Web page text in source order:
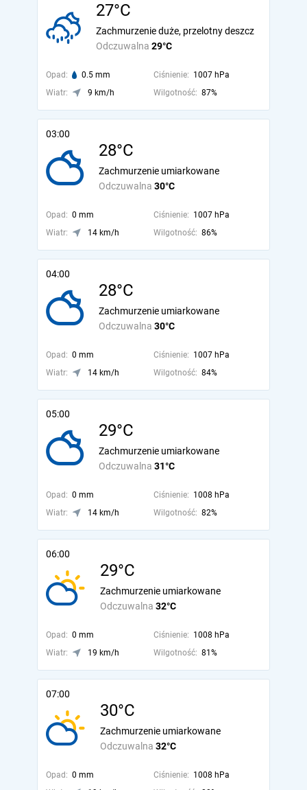
27°C
Odczuwalna 29°C
Zachmurzenie duże, przelotny deszcz
Opad: 0.5 mm Ciśnienie: 1007 hPa
Wiatr:
9 km/h Wilgotność: 87%
03:00
28°C
Odczuwalna 30°C
Zachmurzenie umiarkowane
Opad: 0 mm Ciśnienie: 1007 hPa
Wiatr:
14 km/h Wilgotność: 86%
04:00
28°C
Odczuwalna 30°C
Zachmurzenie umiarkowane
Opad: 0 mm Ciśnienie: 1007 hPa
Wiatr:
14 km/h Wilgotność: 84%
05:00
29°C
Odczuwalna 31°C
Zachmurzenie umiarkowane
Opad: 0 mm Ciśnienie: 1008 hPa
Wiatr:
14 km/h Wilgotność: 82%
06:00
29°C
Odczuwalna 32°C
Zachmurzenie umiarkowane
Opad: 0 mm Ciśnienie: 1008 hPa
Wiatr:
19 km/h Wilgotność: 81%
07:00
30°C
Odczuwalna 32°C
Zachmurzenie umiarkowane
Opad: 0 mm Ciśnienie: 1008 hPa